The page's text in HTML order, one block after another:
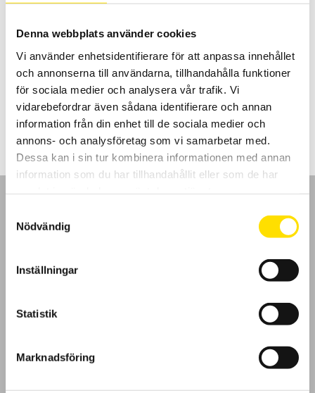
Denna webbplats använder cookies
Vi använder enhetsidentifierare för att anpassa innehållet
och annonserna till användarna, tillhandahålla funktioner
för sociala medier och analysera vår trafik. Vi
vidarebefordrar även sådana identifierare och annan
information från din enhet till de sociala medier och
annons- och analysföretag som vi samarbetar med.
Dessa kan i sin tur kombinera informationen med annan
information som du har tillhandahållit eller som de har
Nödvändig
Inställningar
Statistik
Marknadsföring
500 N … 2000 N
CDF är en liten och kraftfull miniatyr lastcell från APPLIED
MEASUREMENTS med kapaciteter [0-500 N ... 0-1000 N ... 0-2000
N]
5,700.00kr LÄS MER